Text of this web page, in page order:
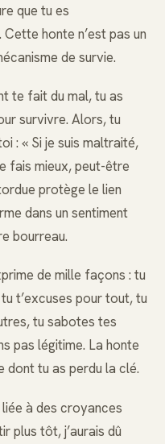
que tu es
honte n’est pas un
de survie.
te fait du mal, tu as
survivre. Alors, tu
: « Si je suis maltraité,
fais mieux, peut-être
protège le lien
dans un sentiment
bourreau.
de mille façons : tu
t’excuses pour tout, tu
tu sabotes tes
pas légitime. La honte
dont tu as perdu la clé.
à des croyances
plus tôt, j’aurais dû